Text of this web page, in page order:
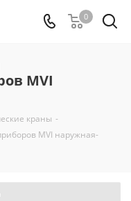
0
MVI
краны -
MVI наружная-